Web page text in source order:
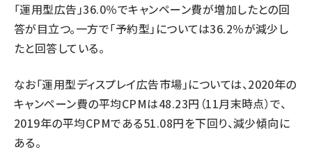
「運用型広告」36.0％でキャンペーン費が増加したとの回
答が目立つ。一方で「予約型」については36.2％が減少し
たと回答している。
なお「運用型ディスプレイ広告市場」については、2020年の
キャンペーン費の平均CPMは48.23円（11月末時点）で、
2019年の平均CPMである51.08円を下回り、減少傾向に
ある。